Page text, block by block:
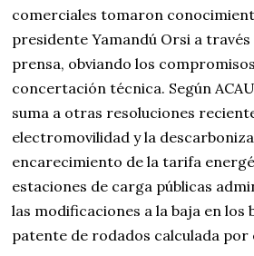
comerciales tomaron
presidente Yamandú Orsi a
prensa, obviando los
concertación técnica. Según
suma a otras resoluciones
electromovilidad y la
encarecimiento de la tarifa
estaciones de carga públicas
las modificaciones a la baja en los
patente de rodados calculada por